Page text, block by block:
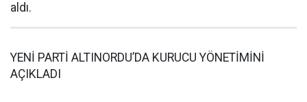
aldı.
YENİ PARTİ ALTINORDU’DA KURUCU YÖNETİMİNİ
AÇIKLADI